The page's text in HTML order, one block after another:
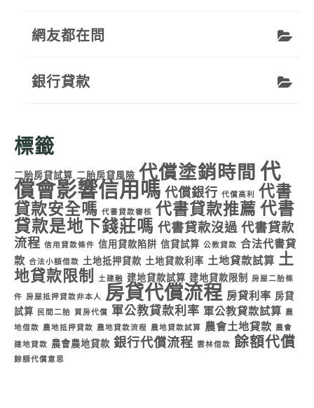
網友都在問
銀行貸款
標籤
二胎房貸試算 二胎房貸風險 代償塗銷時間 代
償會影響信用嗎 代償銀行 代償高利
代書
貸款安全嗎 代書貸款審核 代書貸款推薦 代書
貸款是地下錢莊嗎 代書貸款沒過 代書貸款
流程 信用貸款條件 信用貸款陷阱 信貸試算 公教貸款 合法代書貸
款 合法小額借款 土地抵押貸款 土地貸款利率 土地貸款試算 土
地貸款限制
土建融 建地貸款試算 建地貸款限制 房屋二胎條
件 房屋抵押貸款非本人 房貸代償流程 房貸利率 房貸
試算
民間二胎 買房代償 軍公教貸款利率 軍公教貸款試算
農
地借款
農地抵押貸款 農地貸款流程 農地貸款試算 農會土地貸款 農會
建地貸款 農會農地貸款 銀行代償流程 雲林借款 餘額代償
餘額代償意思